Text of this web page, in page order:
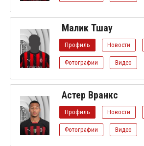
Малик Тшау
Профиль Новости
Фотографии Видео
Астер Вранкс
Профиль Новости
Фотографии Видео